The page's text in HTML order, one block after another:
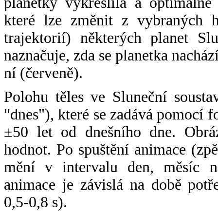
které lze změnit z vybraných
trajektorií) některých planet
naznačuje, zda se planetka
ní (červeně).
Polohu těles ve Sluneční
"dnes"), které se zadává pomocí
±50 let od dnešního dne.
hodnot. Po spuštění animace
mění v intervalu den, měsíc
animace je závislá na době
0,5-0,8 s).